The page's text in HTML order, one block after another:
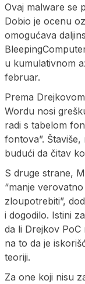
Ovaj malware se
Dobio je ocenu
omogućava
u kumulativnom
februar.
Prema
Wordu nosi
radi s tabelom
fontova”.
budući da čitav
S druge strane,
“manje
zloupotrebiti”,
i dogodilo. Istini
da li Drejkov
na to da je
teoriji.
Za one koji nisu